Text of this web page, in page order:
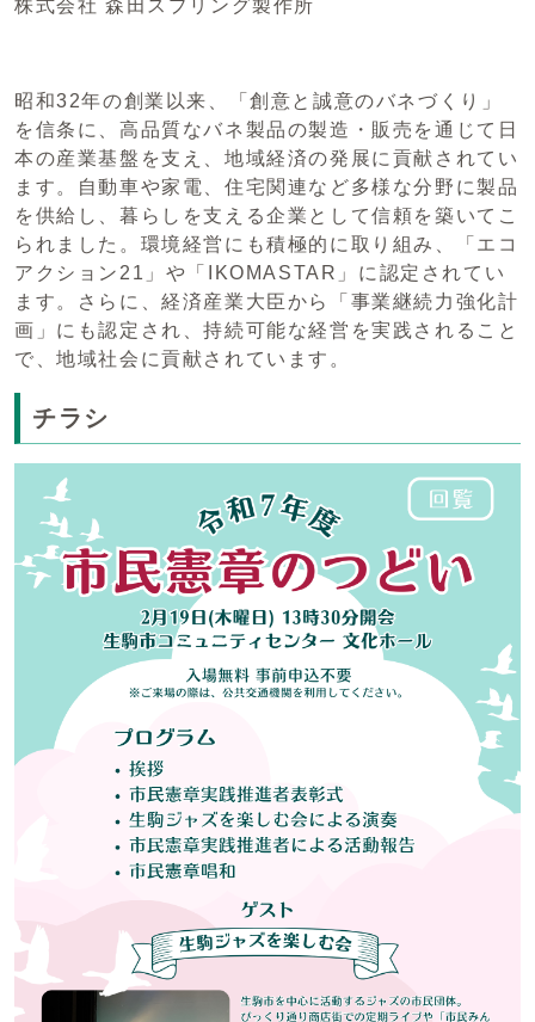
株式会社 森田スプリング製作所
昭和32年の創業以来、「創意と誠意のバネづくり」
を信条に、高品質なバネ製品の製造・販売を通じて日
本の産業基盤を支え、地域経済の発展に貢献されてい
ます。自動車や家電、住宅関連など多様な分野に製品
を供給し、暮らしを支える企業として信頼を築いてこ
られました。環境経営にも積極的に取り組み、「エコ
アクション21」や「IKOMASTAR」に認定されてい
ます。さらに、経済産業大臣から「事業継続力強化計
画」にも認定され、持続可能な経営を実践されること
で、地域社会に貢献されています。
チラシ